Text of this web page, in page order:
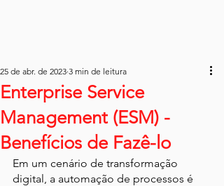
Enterprise Service
Management (ESM) -
Benefícios de Fazê-lo
25 de abr. de 2023 3 min de leitura
Em um cenário de transformação
digital, a automação de processos é